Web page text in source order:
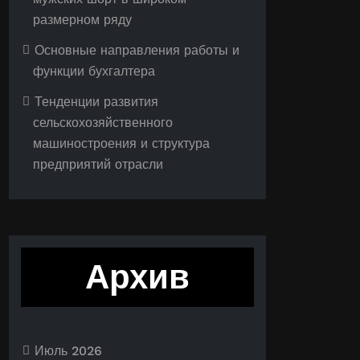
размерном ряду
Основные направления работы и
функции бухгалтера
Тенденции развития
сельскохозяйственного
машиностроения и структура
предприятий отрасли
Архив
Июль 2026